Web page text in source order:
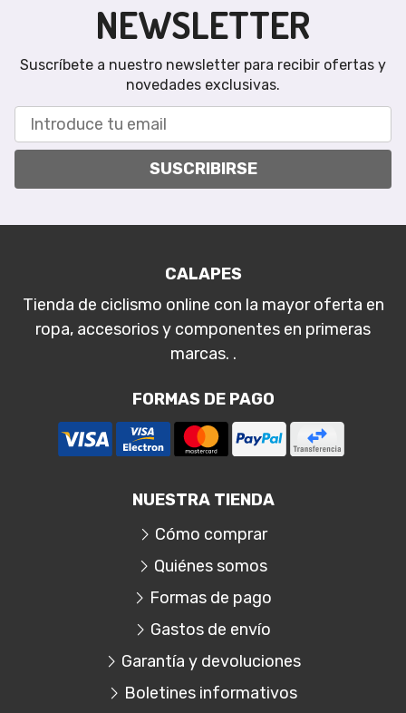
NEWSLETTER
Suscríbete a nuestro newsletter para recibir ofertas y
novedades exclusivas.
SUSCRIBIRSE
CALAPES
Tienda de ciclismo online con la mayor oferta en
ropa, accesorios y componentes en primeras
marcas. .
FORMAS DE PAGO
NUESTRA TIENDA
Cómo comprar
Quiénes somos
Formas de pago
Gastos de envío
Garantía y devoluciones
Boletines informativos